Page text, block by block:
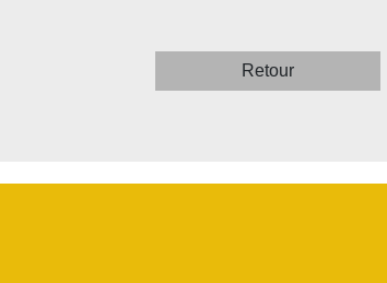
Retour